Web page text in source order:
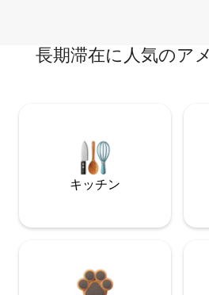
長期滞在に人気のア
キッチン